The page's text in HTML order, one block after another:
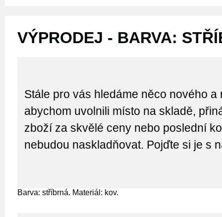
VÝPRODEJ - BARVA:
Stále pro vás hledáme něco nového a
abychom uvolnili místo na skladě,
zboží za skvělé ceny nebo poslední
nebudou naskladňovat. Pojďte si je s
Barva: stříbrná. Materiál: kov.